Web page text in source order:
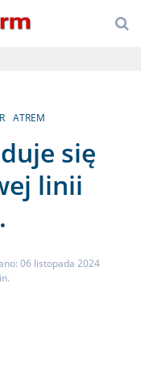
ATREM
się
linii
06 listopada 2024